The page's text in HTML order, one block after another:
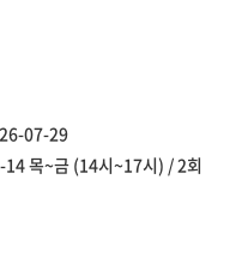
07-29
목~금 (14시~17시) / 2회